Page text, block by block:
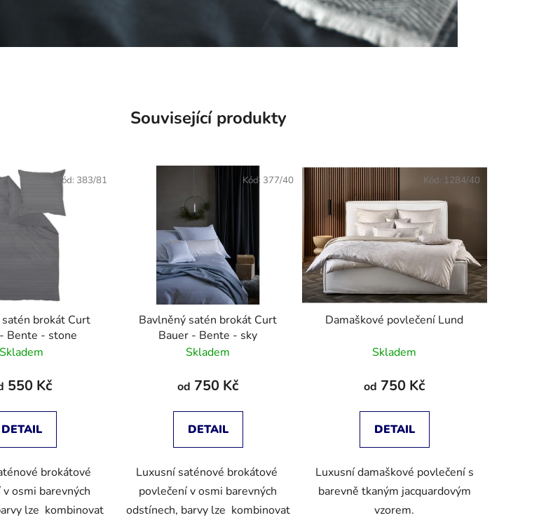
Související produkty
brokát Curt
Bauer - Bente - stone
Skladem
550 Kč
DETAIL
brokátové
osmi barevných
lze kombinovat
Kód: 383/81
Bavlněný satén brokát Curt
Bauer - Bente - sky
Skladem
od 750 Kč
DETAIL
Luxusní saténové brokátové
povlečení v osmi barevných
odstínech, barvy lze kombinovat
Kód: 377/40
Damaškové povlečení Lund
Skladem
od 750 Kč
DETAIL
Luxusní damaškové povlečení s
barevně tkaným jacquardovým
vzorem.
Kód: 1284/40